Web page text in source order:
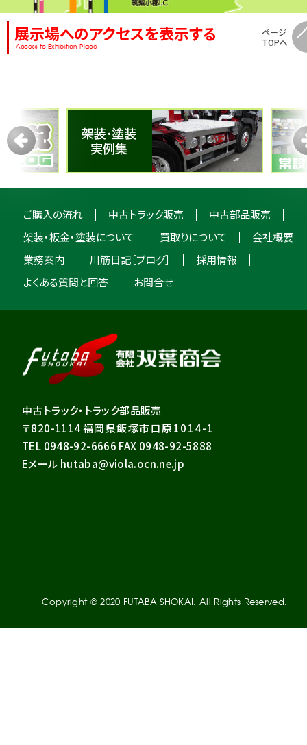
展示場へのアクセスを表示する
Access to Exhibition Place
ページ
TOPへ
ご購入の流れ 中古トラック販売
中古部品販売
架装・板金・塗装について
買取りについて
会社概要
業務案内
川筋日記［ブログ］
採用情報
よくある質問と回答
お問合せ
中古トラック・トラック部品販売
〒820-1114福岡県飯塚市口原1014-1
TEL 0948-92-6666 FAX 0948-92-5888
Eメール hutaba@viola.ocn.ne.jp
Copyright © 2020 FUTABA SHOKAI. All Rights Reserved.